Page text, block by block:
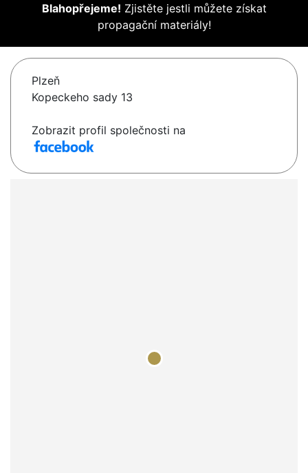
Blahopřejeme! Zjistěte jestli můžete získat
propagační materiály!
Plzeň
Kopeckeho sady 13
Zobrazit profil společnosti na